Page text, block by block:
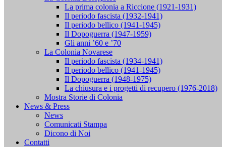
La prima colonia a Riccione (1921-1931)
Il periodo fascista (1932-1941)
Il periodo bellico (1941-1945)
Il Dopoguerra (1947-1959)
Gli anni ’60 e ’70
La Colonia Novarese
Il periodo fascista (1934-1941)
Il periodo bellico (1941-1945)
Il Dopoguerra (1948-1975)
La chiusura e i progetti di recupero (1976-2018)
Mostra Storie di Colonia
News & Press
News
Comunicati Stampa
Dicono di Noi
Contatti